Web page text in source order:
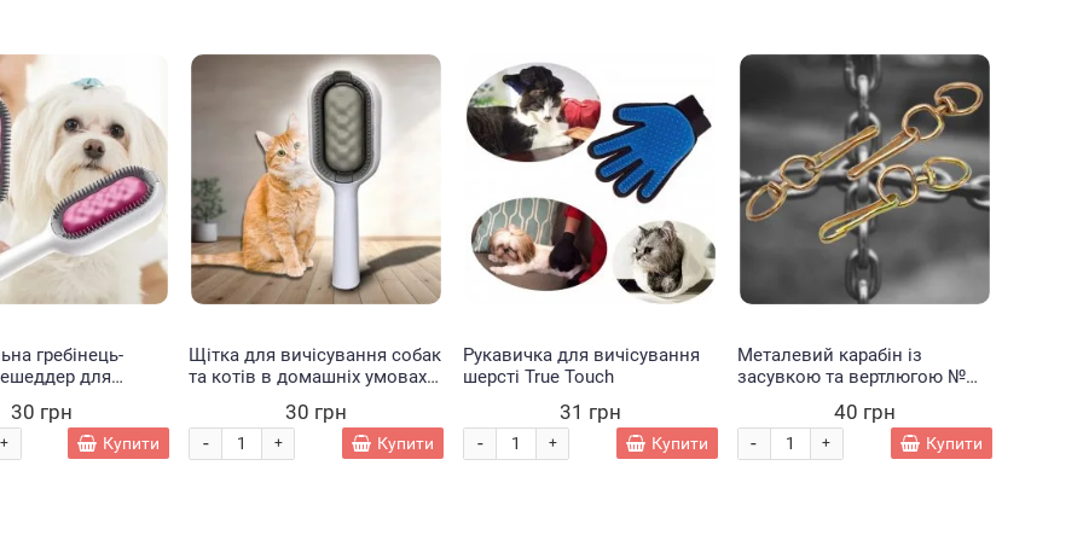
гребінець-
для
вовни LY-364
2661)
30 грн
+ Купити
Щітка для вичісування собак
та котів в домашніх умовах
30 грн
+
- Купити
Рукавичка для вичісування
шерсті True Touch
31 грн
+
- Купити
Металевий карабін із
засувкою та вертлюгою №
40 грн
+
- Купити